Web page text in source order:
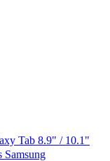
Tab 8.9" / 10.1"
Samsung